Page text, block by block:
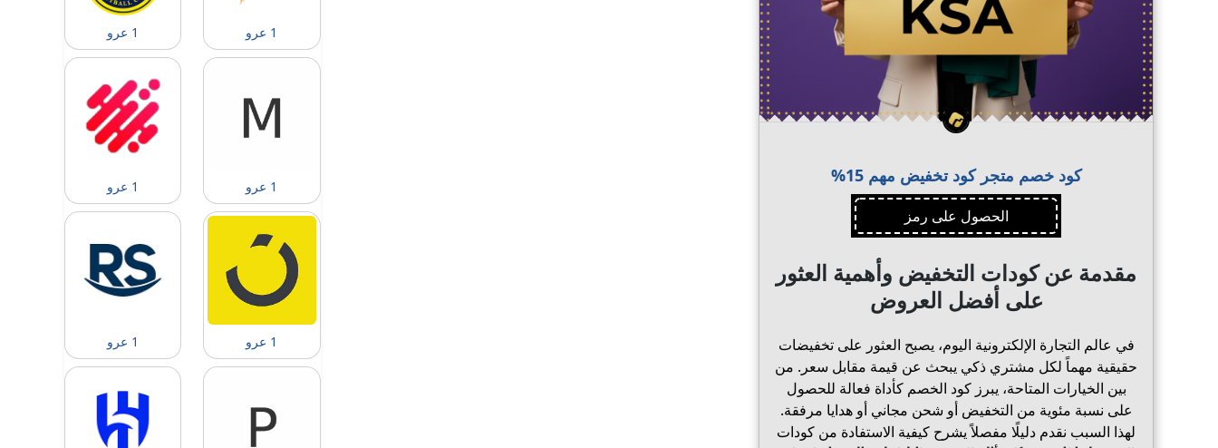
كود خصم متجر كود تخفيض مهم 15%
الحصول على رمز
مقدمة عن كودات التخفيض وأهمية العثور
على أفضل العروض
في عالم التجارة الإلكترونية اليوم، يصبح العثور على تخفيضات
حقيقية مهماً لكل مشتري ذكي يبحث عن قيمة مقابل سعر. من
بين الخيارات المتاحة، يبرز كود الخصم كأداة فعالة للحصول
على نسبة مئوية من التخفيض أو شحن مجاني أو هدايا مرفقة.
لهذا السبب نقدم دليلًا مفصلاً يشرح كيفية الاستفادة من كودات
1 عرو 1 عرو
1 عرو 1 عرو
1 عرو 1 عرو